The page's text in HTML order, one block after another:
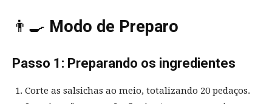
👨‍🍳 Modo de Preparo
Passo 1: Preparando os ingredientes
Corte as salsichas ao meio, totalizando 20 pedaços.